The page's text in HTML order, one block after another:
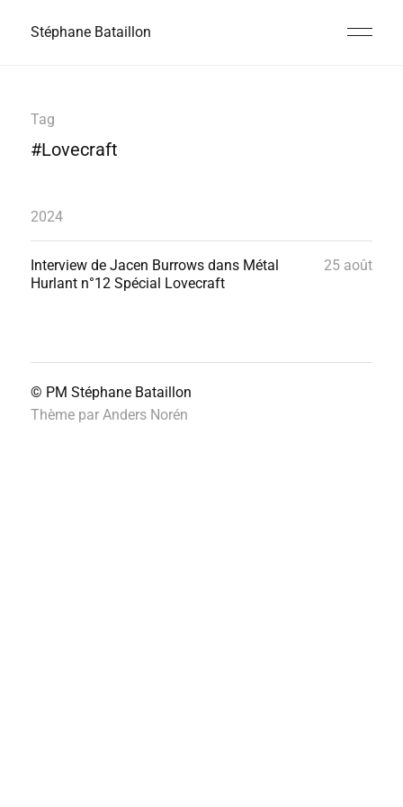
Stéphane Bataillon
Tag
#Lovecraft
2024
Interview de Jacen Burrows dans Métal
Hurlant n°12 Spécial Lovecraft
25 août
© PM Stéphane Bataillon
Thème par Anders Norén